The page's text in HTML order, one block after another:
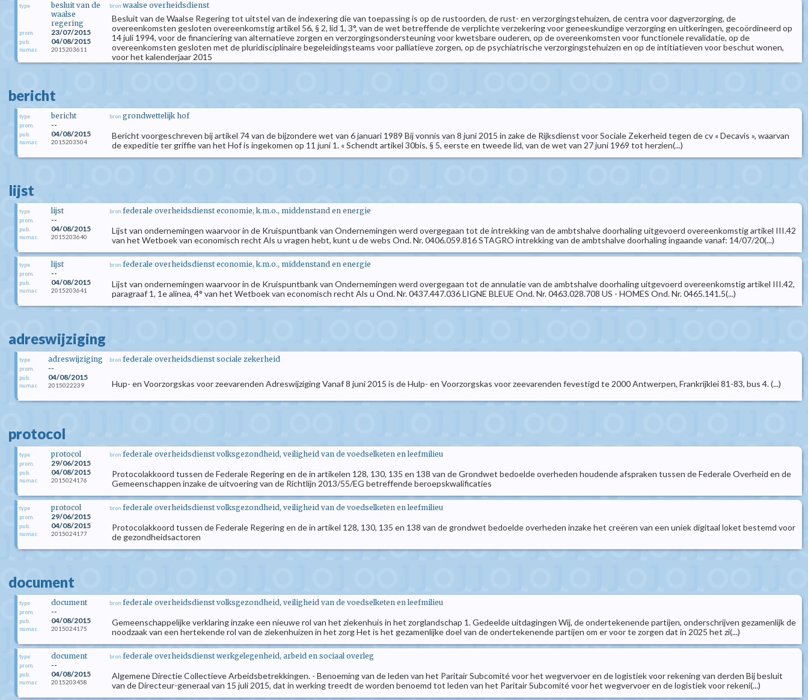
type
besluit van de
waalse
regering
prom. 23/07/2015
pub. 04/08/2015
numac 2015203611
bron waalse overheidsdienst
Besluit van de Waalse Regering tot uitstel van de indexering die van toepassing is op de rustoorden, de rust- en verzorgingstehuizen, de centra voor dagverzorging, de
overeenkomsten gesloten overeenkomstig artikel 56, § 2, lid 1, 3°, van de wet betreffende de verplichte verzekering voor geneeskundige verzorging en uitkeringen, gecoördineerd op
14 juli 1994, voor de financiering van alternatieve zorgen en verzorgingsondersteuning voor kwetsbare ouderen, op de overeenkomsten voor functionele revalidatie, op de
overeenkomsten gesloten met de pluridisciplinaire begeleidingsteams voor palliatieve zorgen, op de psychiatrische verzorgingstehuizen en op de intitiatieven voor beschut wonen,
voor het kalenderjaar 2015
bericht
type bericht
prom. --
pub. 04/08/2015
numac 2015203504
bron grondwettelijk hof
Bericht voorgeschreven bij artikel 74 van de bijzondere wet van 6 januari 1989 Bij vonnis van 8 juni 2015 in zake de Rijksdienst voor Sociale Zekerheid tegen de cv « Decavis », waarvan
de expeditie ter griffie van het Hof is ingekomen op 11 juni 1. « Schendt artikel 30bis, § 5, eerste en tweede lid, van de wet van 27 juni 1969 tot herzien(...)
lijst
type lijst
prom. --
pub. 04/08/2015
numac 2015203640
bron federale overheidsdienst economie, k.m.o., middenstand en energie
Lijst van ondernemingen waarvoor in de Kruispuntbank van Ondernemingen werd overgegaan tot de intrekking van de ambtshalve doorhaling uitgevoerd overeenkomstig artikel III.42
van het Wetboek van economisch recht Als u vragen hebt, kunt u de webs Ond. Nr. 0406.059.816 STAGRO intrekking van de ambtshalve doorhaling ingaande vanaf: 14/07/20(...)
type lijst
prom. --
pub. 04/08/2015
numac 2015203641
bron federale overheidsdienst economie, k.m.o., middenstand en energie
Lijst van ondernemingen waarvoor in de Kruispuntbank van Ondernemingen werd overgegaan tot de annulatie van de ambtshalve doorhaling uitgevoerd overeenkomstig artikel III.42,
paragraaf 1, 1e alinea, 4° van het Wetboek van economisch recht Als u Ond. Nr. 0437.447.036 LIGNE BLEUE Ond. Nr. 0463.028.708 US - HOMES Ond. Nr. 0465.141.5(...)
adreswijziging
type adreswijziging
prom. --
pub. 04/08/2015
numac 2015022239
bron federale overheidsdienst sociale zekerheid
Hup- en Voorzorgskas voor zeevarenden Adreswijziging Vanaf 8 juni 2015 is de Hulp- en Voorzorgskas voor zeevarenden fevestigd te 2000 Antwerpen, Frankrijklei 81-83, bus 4. (...)
protocol
type protocol
prom. 29/06/2015
pub. 04/08/2015
numac 2015024176
bron federale overheidsdienst volksgezondheid, veiligheid van de voedselketen en leefmilieu
Protocolakkoord tussen de Federale Regering en de in artikelen 128, 130, 135 en 138 van de Grondwet bedoelde overheden houdende afspraken tussen de Federale Overheid en de
Gemeenschappen inzake de uitvoering van de Richtlijn 2013/55/EG betreffende beroepskwalificaties
type protocol
prom. 29/06/2015
pub. 04/08/2015
numac 2015024177
bron federale overheidsdienst volksgezondheid, veiligheid van de voedselketen en leefmilieu
Protocolakkoord tussen de Federale Regering en de in artikel 128, 130, 135 en 138 van de grondwet bedoelde overheden inzake het creëren van een uniek digitaal loket bestemd voor
de gezondheidsactoren
document
type document
prom. --
pub. 04/08/2015
numac 2015024175
bron federale overheidsdienst volksgezondheid, veiligheid van de voedselketen en leefmilieu
Gemeenschappelijke verklaring inzake een nieuwe rol van het ziekenhuis in het zorglandschap 1. Gedeelde uitdagingen Wij, de ondertekenende partijen, onderschrijven gezamenlijk de
noodzaak van een hertekende rol van de ziekenhuizen in het zorg Het is het gezamenlijke doel van de ondertekenende partijen om er voor te zorgen dat in 2025 het zi(...)
type document
prom. --
pub. 04/08/2015
numac 2015203458
bron federale overheidsdienst werkgelegenheid, arbeid en sociaal overleg
Algemene Directie Collectieve Arbeidsbetrekkingen. - Benoeming van de leden van het Paritair Subcomité voor het wegvervoer en de logistiek voor rekening van derden Bij besluit
van de Directeur-generaal van 15 juli 2015, dat in werking treedt de worden benoemd tot leden van het Paritair Subcomité voor het wegvervoer en de logistiek voor rekeni(...)